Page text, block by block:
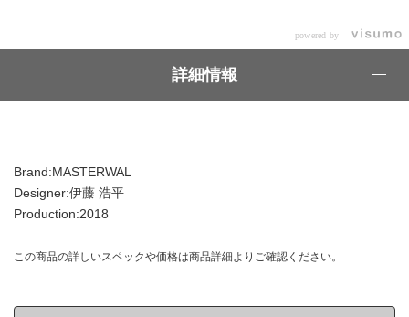
powered by
詳細情報
Brand:MASTERWAL
Designer:伊藤 浩平
Production:2018
この商品の詳しいスペックや価格は商品詳細よりご確認ください。